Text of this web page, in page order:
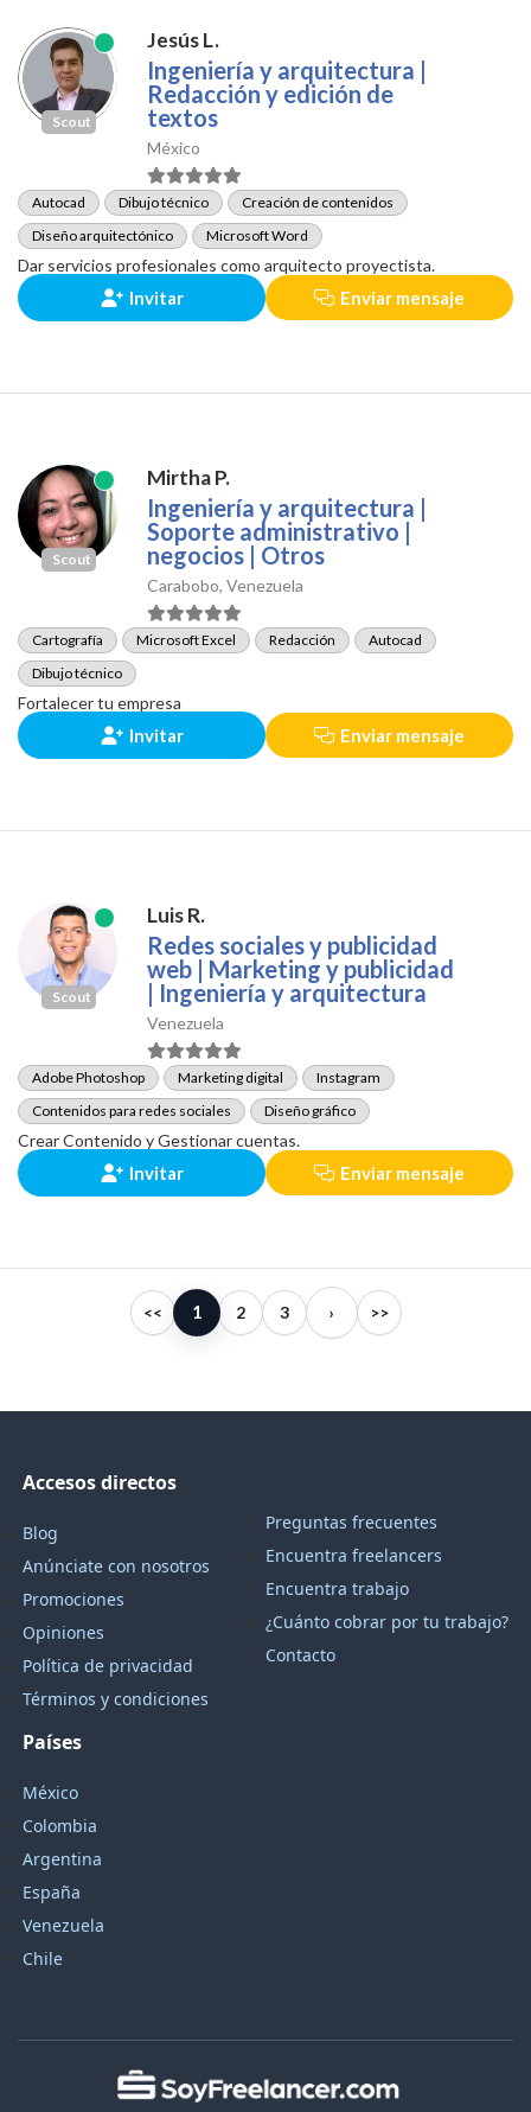
Scout
Jesús L.
Ingeniería y arquitectura |
Redacción y edición de
textos
México
Autocad Dibujo técnico
Creación de contenidos
Diseño arquitectónico
Microsoft Word
Dar servicios profesionales como arquitecto proyectista.
Invitar Enviar mensaje
Scout
Mirtha P.
Ingeniería y arquitectura |
Soporte administrativo |
negocios | Otros
Carabobo, Venezuela
Cartografía Microsoft Excel Redacción
Autocad
Dibujo técnico
Fortalecer tu empresa
Invitar Enviar mensaje
Scout
Luis R.
Redes sociales y publicidad
web | Marketing y publicidad
| Ingeniería y arquitectura
Venezuela
Adobe Photoshop Marketing digital
Instagram
Contenidos para redes sociales
Diseño gráfico
Crear Contenido y Gestionar cuentas.
Invitar Enviar mensaje
<< 1 2 3 › >>
Accesos directos
Blog
Anúnciate con nosotros
Promociones
Opiniones
Política de privacidad
Términos y condiciones
Preguntas frecuentes
Encuentra freelancers
Encuentra trabajo
¿Cuánto cobrar por tu trabajo?
Contacto
Países
México
Colombia
Argentina
España
Venezuela
Chile